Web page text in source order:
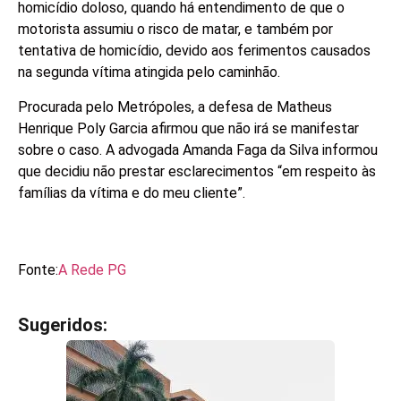
homicídio doloso, quando há entendimento de que o
motorista assumiu o risco de matar, e também por
tentativa de homicídio, devido aos ferimentos causados
na segunda vítima atingida pelo caminhão.
Procurada pelo Metrópoles, a defesa de Matheus
Henrique Poly Garcia afirmou que não irá se manifestar
sobre o caso. A advogada Amanda Faga da Silva informou
que decidiu não prestar esclarecimentos “em respeito às
famílias da vítima e do meu cliente”.
Fonte:A Rede PG
Sugeridos: